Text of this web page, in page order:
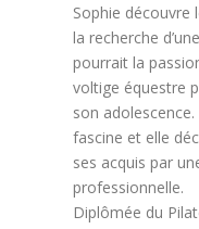
Sophie découvre
la recherche
pourrait la
voltige équestre
son
fascine et elle
ses acquis par
professionnelle.
Diplômée du